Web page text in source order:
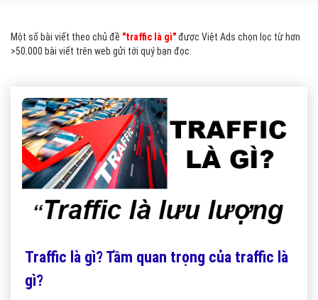
Một số bài viết theo chủ đề "traffic là gì"được Việt Ads chọn lọc từ hơn
>50.000 bài viết trên web gửi tới quý bạn đọc.
Traffic là gì? Tầm quan trọng của traffic là
gì?